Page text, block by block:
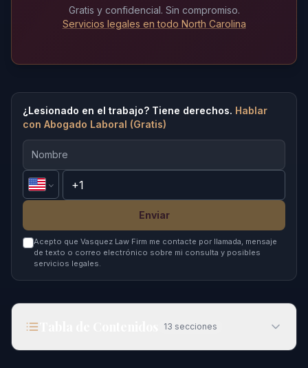
Gratis y confidencial. Sin compromiso.
Servicios legales en todo North Carolina
¿Lesionado en el trabajo? Tiene derechos. Hablar
con Abogado Laboral (Gratis)
Enviar
Acepto que Vasquez Law Firm me contacte por llamada, mensaje
de texto o correo electrónico sobre mi consulta y posibles
servicios legales.
13 secciones